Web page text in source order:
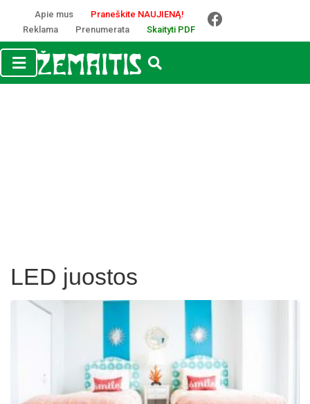
Apie mus
Praneškite NAUJIENĄ!
Reklama
Prenumerata Skaityti PDF
LED juostos